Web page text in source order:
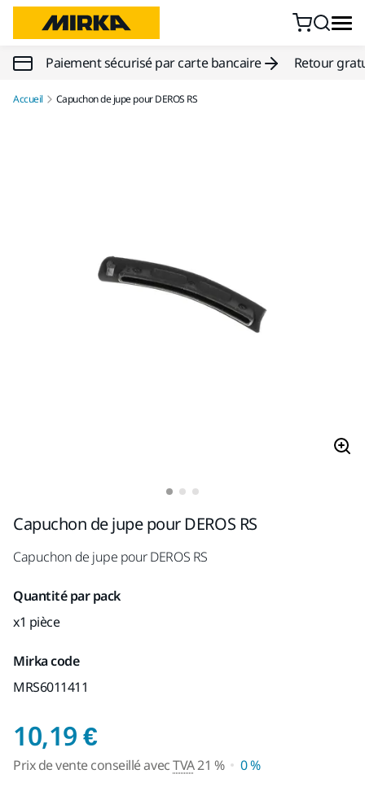
Paiement sécurisé par carte bancaire Retour
Accueil Capuchon de jupe pour DEROS RS
Capuchon de jupe pour DEROS RS
Capuchon de jupe pour DEROS RS
Quantité par pack
x1 pièce
Mirka code
MRS6011411
10,19 €Prix de vente
Prix de vente conseillé avecTVA21 %
0 %